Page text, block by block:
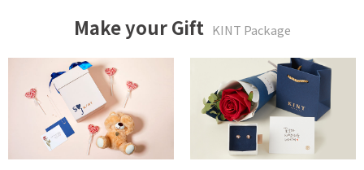
Make your Gift KINT Package
두근두근 박스 패키지
59,900 WON
Read More
사랑하는 당신에게 패키지
20,000 WON
Read More